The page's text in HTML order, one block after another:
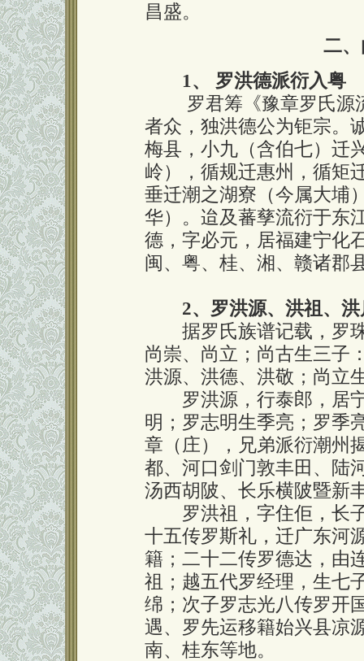
昌盛。
二
1、 罗洪德派衍入粤
罗君筹《豫章罗氏源流
者众，独洪德公为钜宗。
梅县，小九（含伯七）迁
岭），循规迁惠州，循矩
垂迁潮之湖寮（今属大埔
华）。迨及蕃孳流衍于东
德，字必元，居福建宁化
闽、粤、桂、湘、赣诸郡
2、罗洪源、洪祖、
据罗氏族谱记载，罗珠
尚崇、尚立；尚古生三子
洪源、洪德、洪敬；尚立
罗洪源，行泰郎，居宁
明；罗志明生季亮；罗季
章（庄），兄弟派衍潮州
都、河口剑门敦丰田、陆
汤西胡陂、长乐横陂暨新
罗洪祖，字住佢，长子
十五传罗斯礼，迁广东河
籍；二十二传罗德达，由
祖；越五代罗经理，生七
绵；次子罗志光八传罗开
遇、罗先运移籍始兴县凉
南、桂东等地。